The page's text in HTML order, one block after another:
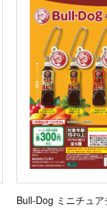
Bull-Dog ミニチュア